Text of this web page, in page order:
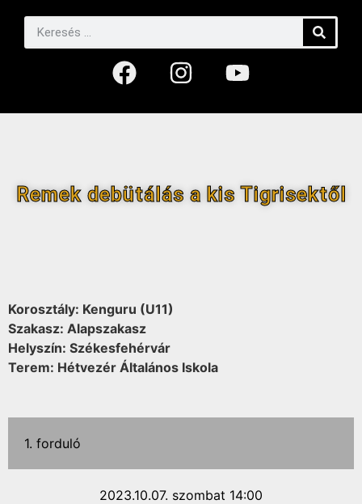
Remek debütálás a kis Tigrisektől
Korosztály: Kenguru (U11)
Szakasz: Alapszakasz
Helyszín: Székesfehérvár
Terem: Hétvezér Általános Iskola
1. forduló
2023.10.07. szombat 14:00